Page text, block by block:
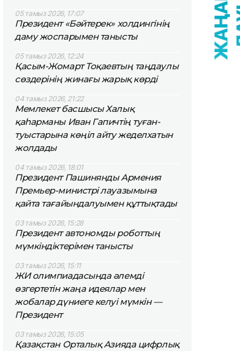
05 тамыз 2026, 17:07
Президент «Бәйтерек» холдингінің
даму жоспарымен танысты
05 тамыз 2026, 12:24
Қасым-Жомарт Тоқаевтың таңдаулы
сөздерінің жинағы жарық көрді
04 тамыз 2026, 21:22
Мемлекет басшысы Халық
қаһарманы Иван Гапичтің туған-
туыстарына көңіл айту жеделхатын
жолдады
04 тамыз 2026, 18:01
Президент Пашинянды Армения
Премьер-министрі лауазымына
қайта тағайындалуымен құттықтады
03 тамыз 2026, 15:28
Президент автономды роботтың
мүмкіндіктерімен танысты
03 тамыз 2026, 15:11
ЖИ олимпиадасында әлемді
өзгертетін жаңа идеялар мен
жобалар дүниеге келуі мүмкін —
Президент
03 тамыз 2026, 15:05
Қазақстан Орталық Азияда цифрлық